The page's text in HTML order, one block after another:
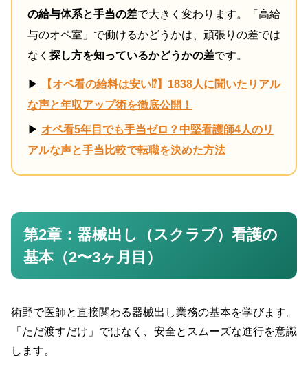
の給与体系と手当の差で大きく変わります。「高給
与のオペ室」で働けるかどうかは、頑張りの差では
なく 探し方を知っているかどうかの差です。
▶
【オペ看の給料は安い⁉︎】1838人に聞いたリアル
な声と年収アップ術を徹底公開！
▶ オペ看5年目でも手当ゼロ？中堅看護師4人のリ
アルな声と手当比較で転職を決めた方法
第2章：器械出し（スクラブ）看護の
基本（2〜3ヶ月目）
術野で医師と直接関わる器械出し業務の基本を学びます。
「ただ渡すだけ」ではなく、安全とスムーズな進行を意識
します。